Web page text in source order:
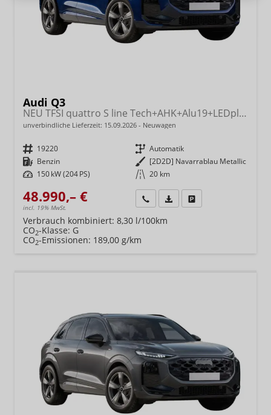
Audi Q3
NEU TFSI quattro S line Tech+AHK+Alu19+LEDplus+KlimaPlus+ExtSchwarz
unverbindliche Lieferzeit: 15.09.2026 Neuwagen
Fahrzeugnr. 19220 Getriebe Automatik
Kraftstoff Benzin Außenfarbe [2D2D] Navarrablau Metallic
Leistung 150 kW (204 PS) Kilometerstand 20 km
48.990,– €
incl. 19% MwSt.
Wir rufen Sie anFahrzeugexposé (PDF)
Verbrauch kombiniert: 8,30 l/100km
CO2-Klasse: G
CO2-Emissionen: 189,00 g/km